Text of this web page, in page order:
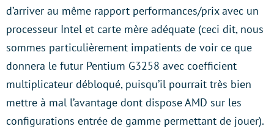
d’arriver au même rapport performances/prix avec un
processeur Intel et carte mère adéquate (ceci dit, nous
sommes particulièrement impatients de voir ce que
donnera le futur Pentium G3258 avec coefficient
multiplicateur débloqué, puisqu’il pourrait très bien
mettre à mal l’avantage dont dispose AMD sur les
configurations entrée de gamme permettant de jouer).